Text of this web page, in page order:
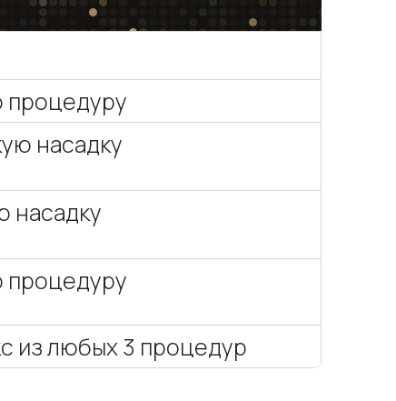
процедуру
насадку
насадку
процедуру
из любых 3 процедур